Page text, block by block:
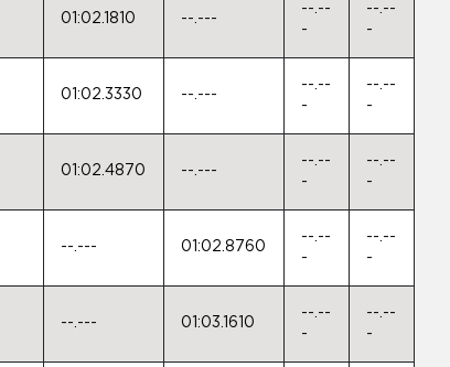
01:02.1810 --.---
--.--
-
--.--
-
01:02.3330 --.---
--.--
-
--.--
-
01:02.4870 --.---
--.--
-
--.--
-
--.--- 01:02.8760
--.--
-
--.--
-
--.--- 01:03.1610
--.--
-
--.--
-